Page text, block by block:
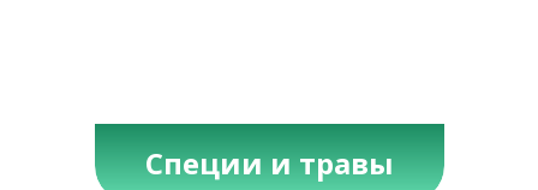
Специи и травы